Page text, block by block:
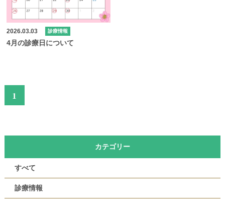
2026.03.03 診療情報
4月の診療日について
1
カテゴリー
すべて
診療情報